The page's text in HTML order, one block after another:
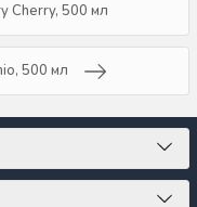
Cherry, 500 мл
500 мл